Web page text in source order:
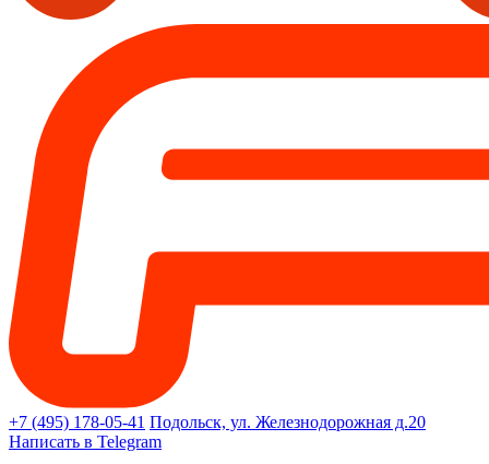
+7 (495) 178-05-41 Подольск, ул. Железнодорожная д.20
Написать в Telegram